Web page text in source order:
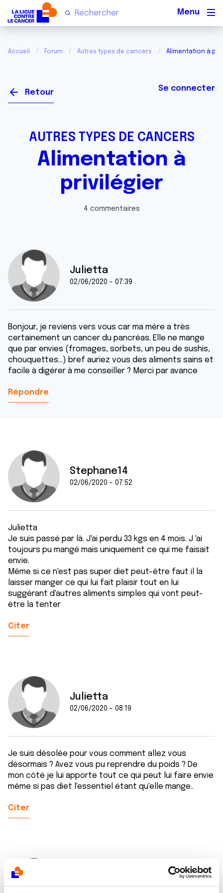
Accueil Forum Autres types de cancers Alimentation à
Retour Se connecter
AUTRES TYPES DE CANCERS
Alimentation à
privilégier
4 commentaires
Julietta
02/06/2020 - 07:39
Bonjour, je reviens vers vous car ma mère a très
certainement un cancer du pancréas. Elle ne mange
que par envies (fromages, sorbets, un peu de sushis,
chouquettes...) bref auriez vous des aliments sains et
facile à digérer à me conseiller ? Merci par avance
Répondre
Stephane14
02/06/2020 - 07:52
Julietta
Je suis passé par là. J'ai perdu 33 kgs en 4 mois. J 'ai
toujours pu mangé mais uniquement ce qui me faisait
envie.
Même si ce n'est pas super diet peut-être faut il la
laisser manger ce qui lui fait plaisir tout en lui
suggérant d'autres aliments simples qui vont peut-
être la tenter
Citer
Julietta
02/06/2020 - 08:19
Je suis désolée pour vous comment allez vous
désormais ? Avez vous pu reprendre du poids ? De
mon côté je lui apporte tout ce qui peut lui faire envie
même si pas diet l'essentiel étant qu'elle mange..
Citer